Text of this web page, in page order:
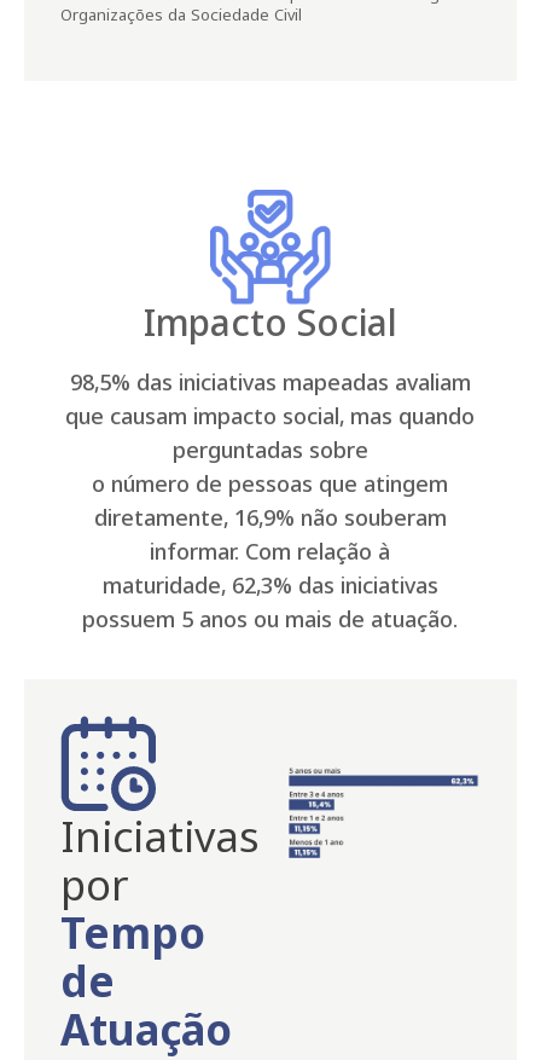
Organizações da Sociedade Civil
Impacto Social
98,5% das iniciativas mapeadas avaliam
que causam impacto social, mas quando
perguntadas sobre
o número de pessoas que atingem
diretamente, 16,9% não souberam
informar. Com relação à
maturidade, 62,3% das iniciativas
possuem 5 anos ou mais de atuação.
Iniciativas
por
Tempo
de
Atuação